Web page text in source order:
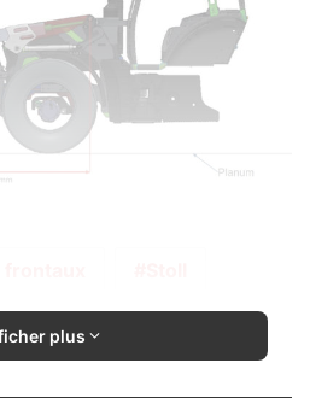
plus